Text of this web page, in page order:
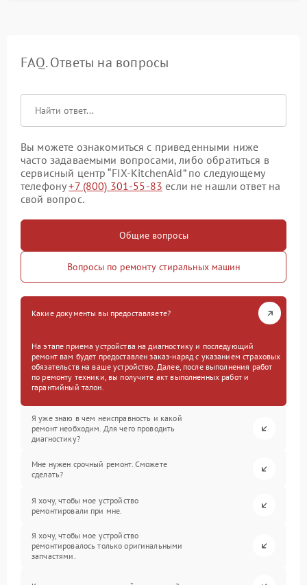
FAQ. Ответы на вопросы
Вы можете ознакомиться с приведенными ниже
часто задаваемыми вопросами, либо обратиться в
сервисный центр “FIX-KitchenAid” по следующему
телефону+7 (800) 301-55-83 если не нашли ответ на
свой вопрос.
Общие вопросы
Вопросы по ремонту стиральных машин
Какие документы вы предоставляете?
На этапе приема устройства на диагностику и последующий
ремонт вам будет предоставлен заказ-наряд с указанием страховых
обязательств на ваше устройство. Далее, после выполнения работ
по ремонту техники, вы получите акт выполненных работ и
гарантийный талон.
Я уже знаю в чем неисправность и какой
ремонт необходим. Для чего проводить
диагностику?
Мне нужен срочный ремонт. Сможете
сделать?
Я хочу, чтобы мое устройство
ремонтировали при мне.
Я хочу, чтобы мое устройство
ремонтировалось только оригинальными
запчастями.